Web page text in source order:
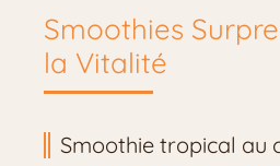
Smoothies
la Vitalité
Smoothie tropical au